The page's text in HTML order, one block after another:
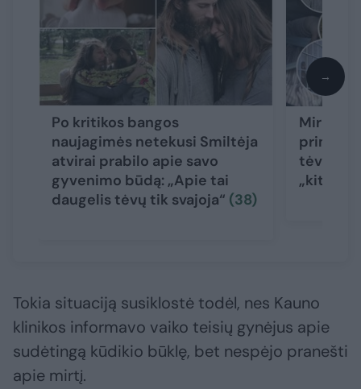
Po kritikos bangos
naujagimės netekusi Smiltėja
atvirai prabilo apie savo
gyvenimo būdą: „Apie tai
daugelis tėvų tik svajoja“ (38)
Mirusio
priminė
tėvų
„kitokį“
→
Tokia situaciją susiklostė todėl, nes Kauno
klinikos informavo vaiko teisių gynėjus apie
sudėtingą kūdikio būklę, bet nespėjo pranešti
apie mirtį.